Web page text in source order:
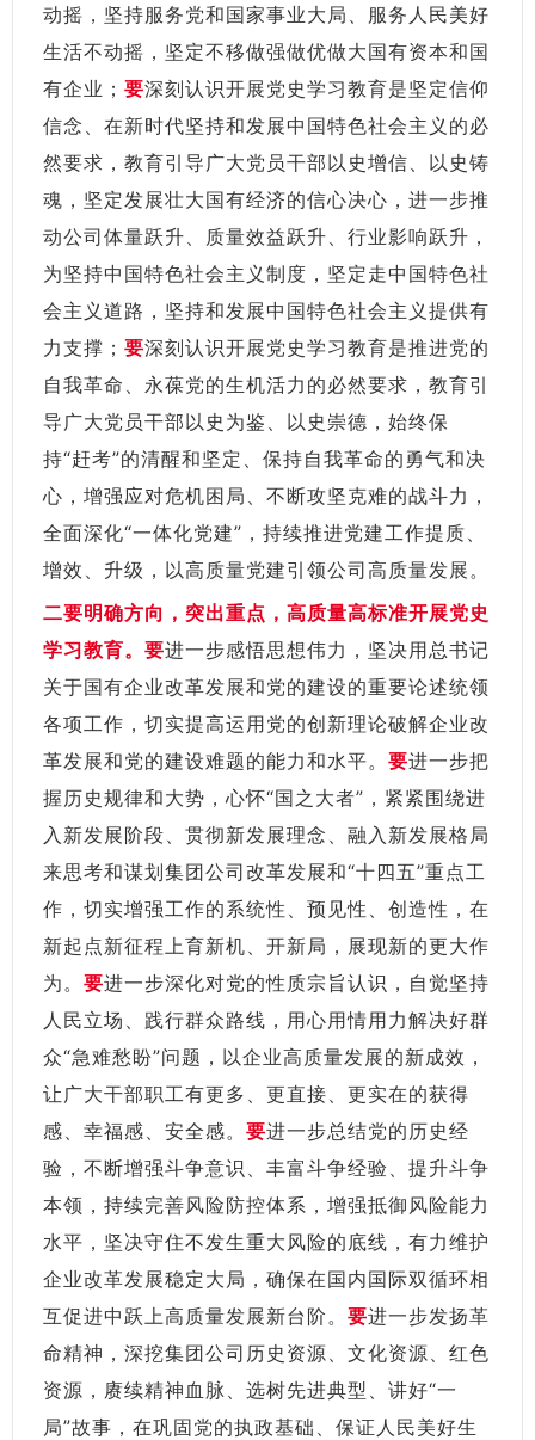
动摇，坚持服务党和国家事业大局、服务人民美好
生活不动摇，坚定不移做强做优做大国有资本和国
有企业； 要深刻认识开展党史学习教育是坚定信仰
信念、在新时代坚持和发展中国特色社会主义的必
然要求，教育引导广大党员干部以史增信、以史铸
魂，坚定发展壮大国有经济的信心决心，进一步推
动公司体量跃升、质量效益跃升、行业影响跃升，
为坚持中国特色社会主义制度，坚定走中国特色社
会主义道路，坚持和发展中国特色社会主义提供有
力支撑； 要深刻认识开展党史学习教育是推进党的
自我革命、永葆党的生机活力的必然要求，教育引
导广大党员干部以史为鉴、以史崇德，始终保
持“赶考”的清醒和坚定、保持自我革命的勇气和决
心，增强应对危机困局、不断攻坚克难的战斗力，
全面深化“一体化党建”，持续推进党建工作提质、
增效、升级，以高质量党建引领公司高质量发展。
二要明确方向，突出重点，高质量高标准开展党史
学习教育。 要进一步感悟思想伟力，坚决用总书记
关于国有企业改革发展和党的建设的重要论述统领
各项工作，切实提高运用党的创新理论破解企业改
革发展和党的建设难题的能力和水平。 要进一步把
握历史规律和大势，心怀“国之大者”，紧紧围绕进
入新发展阶段、贯彻新发展理念、融入新发展格局
来思考和谋划集团公司改革发展和“十四五”重点工
作，切实增强工作的系统性、预见性、创造性，在
新起点新征程上育新机、开新局，展现新的更大作
为。 要进一步深化对党的性质宗旨认识，自觉坚持
人民立场、践行群众路线，用心用情用力解决好群
众“急难愁盼”问题，以企业高质量发展的新成效，
让广大干部职工有更多、更直接、更实在的获得
感、幸福感、安全感。 要进一步总结党的历史经
验，不断增强斗争意识、丰富斗争经验、提升斗争
本领，持续完善风险防控体系，增强抵御风险能力
水平，坚决守住不发生重大风险的底线，有力维护
企业改革发展稳定大局，确保在国内国际双循环相
互促进中跃上高质量发展新台阶。 要进一步发扬革
命精神，深挖集团公司历史资源、文化资源、红色
资源，赓续精神血脉、选树先进典型、讲好“一
局”故事，在巩固党的执政基础、保证人民美好生